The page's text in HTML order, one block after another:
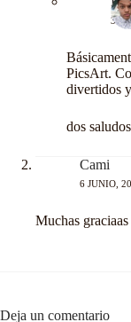
3
PicsArt.
divertidos
dos
Cami
6 JUNIO,
Muchas graciaas
Deja un comentario